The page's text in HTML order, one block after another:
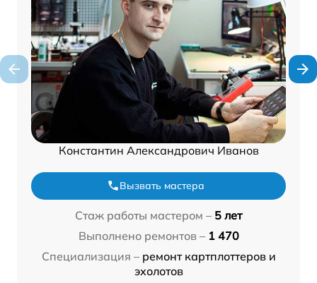
Константин Александрович Иванов
Вызвать мастера
Стаж работы мастером – 5 лет
Выполнено ремонтов – 1 470
Специализация – ремонт картплоттеров и
эхолотов